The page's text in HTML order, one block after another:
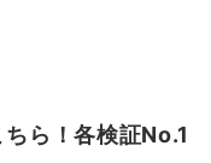
ら！各検証No.1